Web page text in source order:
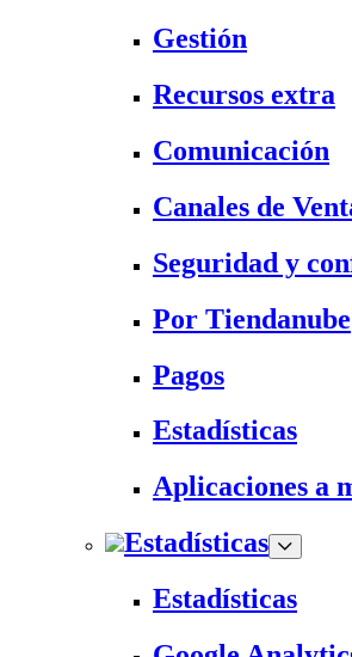
Gestión
Recursos extra
Comunicación
Canales de
Seguridad y
Por Tiendanube
Pagos
Estadísticas
Aplicaciones a
Estadísticas
Estadísticas